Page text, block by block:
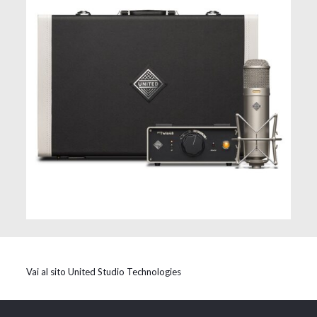
Vai al sito United Studio Technologies